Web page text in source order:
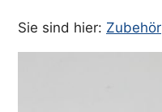
Sie sind hier: Zubehör